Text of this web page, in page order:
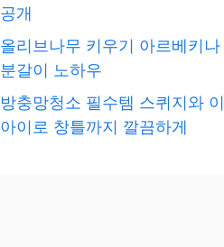
공개
올리브나무 키우기 아르베키나
분갈이 노하우
방충망청소 필수템 스퀴지와 이
아이로 창틀까지 깔끔하게